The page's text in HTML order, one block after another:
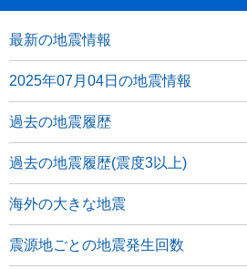
最新の地震情報
2025年07月04日の地震情報
過去の地震履歴
過去の地震履歴(震度3以上)
海外の大きな地震
震源地ごとの地震発生回数